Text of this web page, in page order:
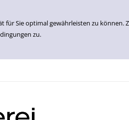
für Sie optimal gewährleisten zu
zu.